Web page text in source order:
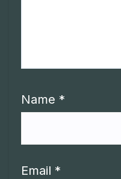
Name *
Email *